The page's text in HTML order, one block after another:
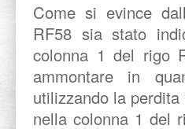
Come si evince
RF58 sia stato
colonna 1 del rigo
ammontare in
utilizzando la
nella colonna 1 del